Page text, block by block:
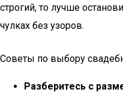
строгий, то лучше
чулках без узоров.
Советы по выбору
Разберитесь с